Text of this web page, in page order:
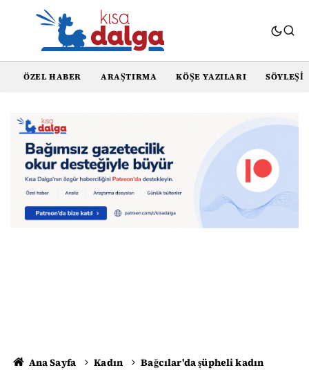
ÖZEL HABER ARAŞTIRMA KÖŞE YAZILARI SÖYLEŞI
Ana Sayfa Kadın
Bağcılar'da şüpheli kadın